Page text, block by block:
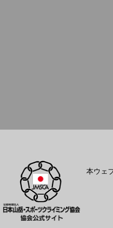
本ウェ